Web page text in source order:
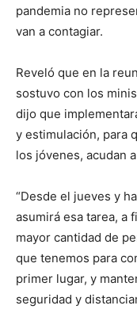
pandemia no
van a contagiar.
Reveló que en la
sostuvo con los
dijo que
y estimulación, para
los jóvenes, acudan
“Desde el jueves y
asumirá esa tarea, a
mayor cantidad de
que tenemos para
primer lugar, y
seguridad y